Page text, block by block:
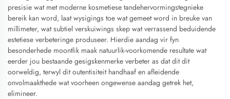
presisie wat met moderne kosmetiese tandehervormingstegnieke
bereik kan word, laat wysigings toe wat gemeet word in breuke van
millimeter, wat subtiel verskuiwings skep wat verrassend beduidende
estetiese verbeteringe produseer. Hierdie aandag vir fyn
besonderhede moontlik maak natuurlik-voorkomende resultate wat
eerder jou bestaande gesigskenmerke verbeter as dat dit dit
oorweldig, terwyl dit outentisiteit handhaaf en afleidende
onvolmaakthede wat voorheen ongewense aandag getrek het,
elimineer.